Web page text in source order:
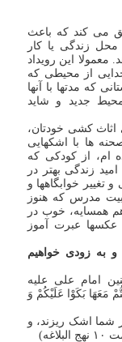
می کند که باعث
زندگی یا کار
این رویداد
از محیطی که
که مدتها با آنها
جدید و شاید
اثاث کشی خودتان،
ها با اشکهایی
ام، از کودکی که
زندگی بهتر در
تغییر خوابگاهها و
مدرس که هنوز
همسایه، خوب در
عبرت آموز
و به زودی خواهیم
امام علی علیه
مَعَهَا بَکَوْا عَلَیْکُمْ وَ
شما اشک ریزند، و